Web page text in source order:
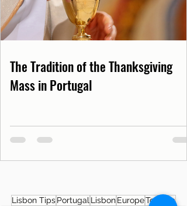
The Tradition of the Thanksgiving
Mass in Portugal
Lisbon TipsPortugal LisbonEuropeTourism